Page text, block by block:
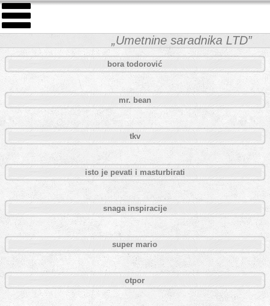
„Umetnine saradnika LTD”
bora todorović
mr. bean
tkv
isto je pevati i masturbirati
snaga inspiracije
super mario
otpor